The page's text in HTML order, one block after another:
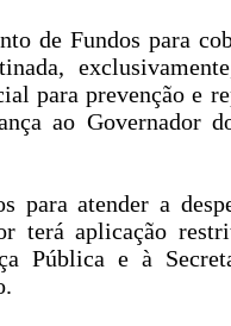
de Fundos para
para prevenção e
ao Governador
para atender a
terá aplicação
Pública e à